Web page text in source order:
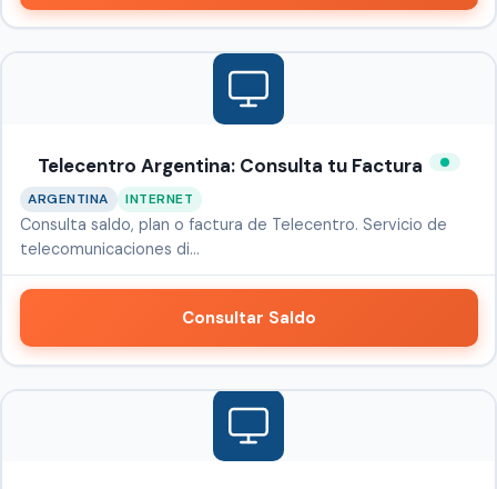
Telecentro Argentina: Consulta tu Factura
ARGENTINA INTERNET
Consulta saldo, plan o factura de Telecentro. Servicio de
telecomunicaciones di…
Consultar Saldo